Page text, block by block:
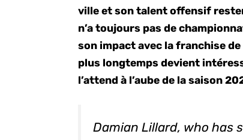
ville et son talent offensif
n’a toujours pas de
son impact avec la franchise de
plus longtemps devient
l’attend à l’aube de la saison
Damian Lillard, who has